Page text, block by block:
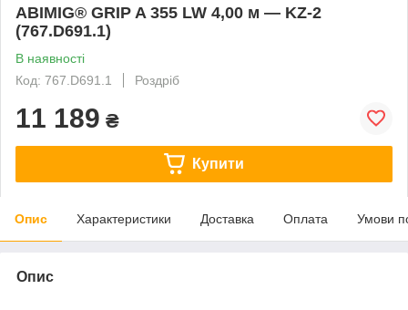
ABIMIG® GRIP A 355 LW 4,00 м — KZ-2
(767.D691.1)
В наявності
Код: 767.D691.1
Роздріб
11 189 ₴
Купити
Опис Характеристики Доставка Оплата Умови
Опис